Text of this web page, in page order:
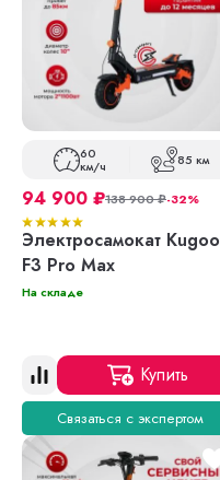
60
км/ч 85 км
94 900 ₽138 900₽-32%
Электросамокат Kugoo
F3 Pro Max
На складе
Купить
Связаться с экспертом